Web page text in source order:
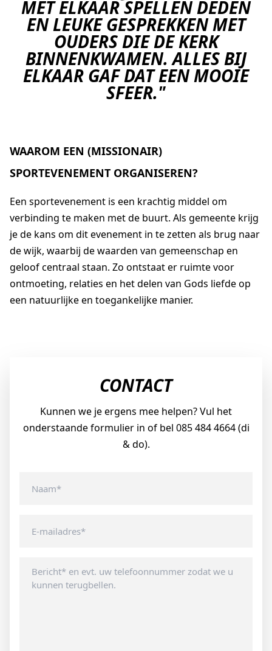
MET ELKAAR SPELLEN DEDEN
EN LEUKE GESPREKKEN MET
OUDERS DIE DE KERK
BINNENKWAMEN. ALLES BIJ
ELKAAR GAF DAT EEN MOOIE
SFEER."
WAAROM EEN (MISSIONAIR)
SPORTEVENEMENT ORGANISEREN?
Een sportevenement is een krachtig middel om
verbinding te maken met de buurt. Als gemeente krijg
je de kans om dit evenement in te zetten als brug naar
de wijk, waarbij de waarden van gemeenschap en
geloof centraal staan. Zo ontstaat er ruimte voor
ontmoeting, relaties en het delen van Gods liefde op
een natuurlijke en toegankelijke manier.
CONTACT
Kunnen we je ergens mee helpen? Vul het
onderstaande formulier in of bel 085 484 4664 (di
& do).
mailadres
titel